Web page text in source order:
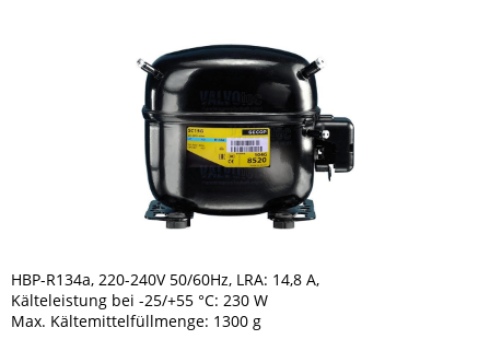
HBP-R134a, 220-240V 50/60Hz, LRA: 14,8 A,
Kälteleistung bei -25/+55 °C: 230 W
Max. Kältemittelfüllmenge: 1300 g